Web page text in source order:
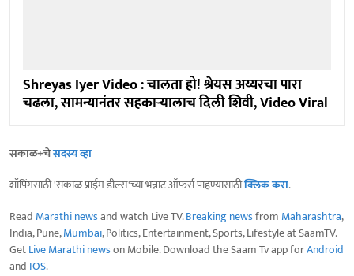
Shreyas Iyer Video : चालता हो! श्रेयस अय्यरचा पारा
चढला, सामन्यानंतर सहकाऱ्यालाच दिली शिवी, Video Viral
सकाळ+चेसदस्य व्हा
शॉपिंगसाठी 'सकाळ प्राईम डील्स'च्या भन्नाट ऑफर्स पाहण्यासाठीक्लिक करा.
Read Marathi newsand watch Live TV.Breaking newsfrom Maharashtra,
India, Pune,Mumbai, Politics, Entertainment, Sports, Lifestyle at SaamTV.
GetLive Marathi newson Mobile. Download the Saam Tv app forAndroid
and IOS.